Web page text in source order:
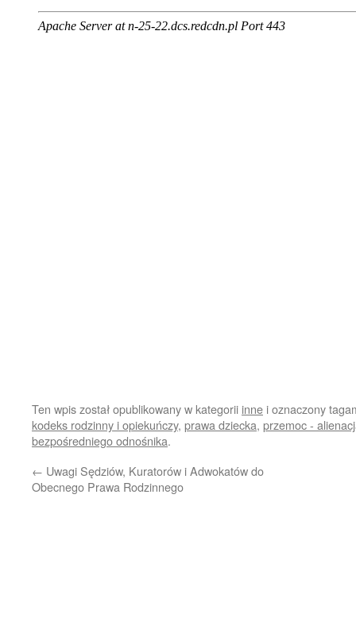
Ten wpis został opublikowany w kategorii inne i oznaczony
kodeks rodzinny i opiekuńczy, prawa dziecka, przemoc -
bezpośredniego odnośnika.
← Uwagi Sędziów, Kuratorów i Adwokatów do
Obecnego Prawa Rodzinnego